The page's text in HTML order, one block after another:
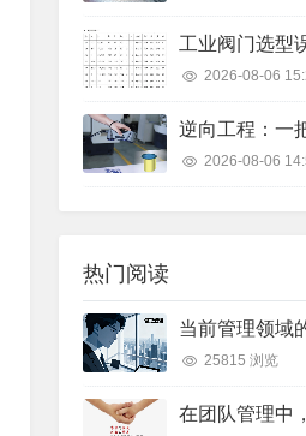
2026-08-06
2026-08-06
热门阅读
25815 浏览